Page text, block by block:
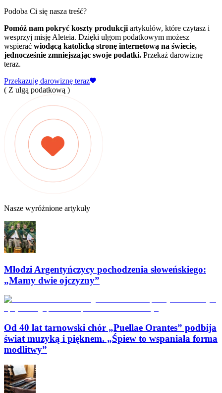
Podoba Ci się nasza treść?
Pomóż nam pokryć koszty produkcji artykułów, które czytasz i
wesprzyj misję Aleteia. Dzięki ulgom podatkowym możesz
wspierać wiodącą katolicką stronę internetową na świecie,
jednocześnie zmniejszając swoje podatki. Przekaż darowiznę
teraz.
Przekazuję darowiznę teraz
( Z ulgą podatkową )
Nasze wyróżnione artykuły
Młodzi Argentyńczycy pochodzenia słoweńskiego:
„Mamy dwie ojczyzny”
Od 40 lat tarnowski chór „Puellae Orantes” podbija
świat muzyką i pięknem. „Śpiew to wspaniała forma
modlitwy”